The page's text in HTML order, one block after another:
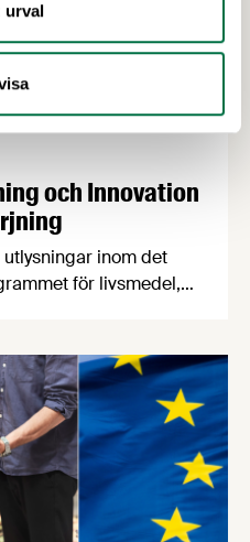
urval
och Innovation
inom det
för livsmedel,
och
för innovationer som